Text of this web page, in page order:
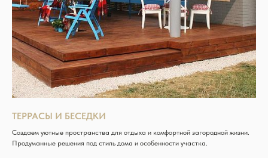
ТЕРРАСЫ И БЕСЕДКИ
Создаем уютные пространства для отдыха и комфортной загородной жизни.
Продуманные решения под стиль дома и особенности участка.